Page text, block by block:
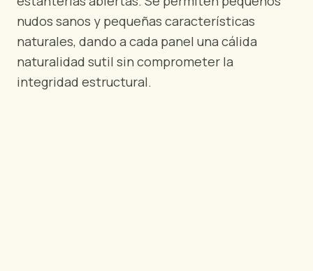
🇦🇪 Oriente Medio
🇦🇺Australia
🇵🇱 Polonia
nudos sanos y pequeñas características
naturales, dando a cada panel una cálida
naturalidad sutil sin comprometer la
integridad estructural.